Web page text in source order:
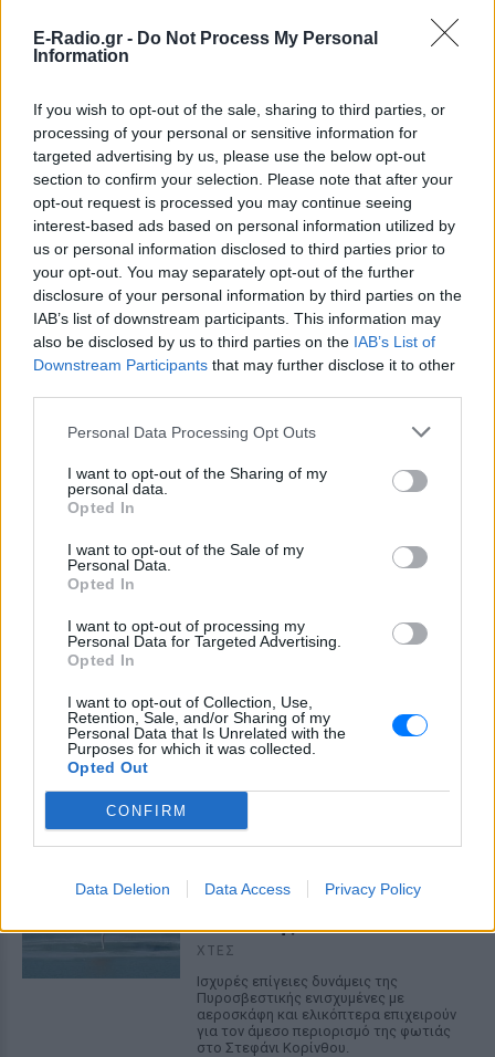
E-Radio.gr - Do Not Process My Personal
Information
If you wish to opt-out of the sale, sharing to third parties, or
processing of your personal or sensitive information for
targeted advertising by us, please use the below opt-out
section to confirm your selection. Please note that after your
opt-out request is processed you may continue seeing
interest-based ads based on personal information utilized by
us or personal information disclosed to third parties prior to
your opt-out. You may separately opt-out of the further
disclosure of your personal information by third parties on the
IAB’s list of downstream participants. This information may
also be disclosed by us to third parties on the IAB’s List of
Downstream Participants that may further disclose it to other
Personal Data Processing Opt Outs
I want to opt-out of the Sharing of my
personal data.
Opted In
I want to opt-out of the Sale of my
Personal Data.
Opted In
I want to opt-out of processing my
Personal Data for Targeted Advertising.
Opted In
I want to opt-out of Collection, Use,
Retention, Sale, and/or Sharing of my
Personal Data that Is Unrelated with the
Purposes for which it was collected.
Opted Out
CONFIRM
Data Deletion Data Access Privacy Policy
συμπεριφορά της λίγο μετά τη μοιραία
Τροχαίο στις Σέρρες: «Έχασα τη
γυναίκα και το παιδί μου, τα
έχασα όλα» ‑ Ο πόνος του
πατέρα
Μητέρα 43 ετών και ο 21χρονος γιος της
σκοτώθηκαν σε μετωπική σύγκρουση με
φορτηγό στην επαρχιακή οδό Αμφίπολης
– Δράμας, κοντά στην Παλαιοκώμη.
Καταδίωξη στο κέντρο της
Θεσσαλονίκης: Έσπασαν το
τζάμι του οδηγού – «Μην κάνεις
μ@@@», του φώναζαν
Εξαιτίας των υψηλών ταχυτήτων το
καρφώθηκε πάνω σε κολονάκια.
Αρχεία UFO: Αθόρυβα τριγωνικά σκάφη 152
μέτρων και μεταλλική σφαίρα με ανθρώπινο
σώμα στα νέα αποχαρακτηρισμένα έγγραφα
Η κυβέρνηση Τραμπ δημοσίευσε την 5η παρτίδα
αποχαρακτηρισμένων αρχείων με αναφορές στρατιωτικών
πιλότων, μαρτύρων και αναλύσεων του FBI για ανεξήγητα
εναέρια φαινόμενα σε ΗΠΑ, Βραζιλία και Αφγανιστάν.
ΧΤΕΣ
Συναγερμός στο Στεφάνι ‑
Εναέρια μέσα και μήνυμα
εκκένωσης από το 112
ΧΤΕΣ
Ισχυρές επίγειες δυνάμεις της
Πυροσβεστικής ενισχυμένες με
αεροσκάφη και ελικόπτερα επιχειρούν
για τον άμεσο περιορισμό της φωτιάς
στο Στεφάνι Κορίνθου.